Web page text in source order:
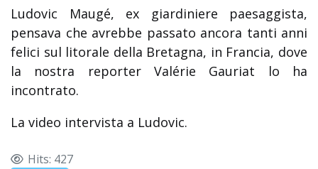
Ludovic Maugé, ex giardiniere paesaggista,
pensava che avrebbe passato ancora tanti anni
felici sul litorale della Bretagna, in Francia, dove
la nostra reporter Valérie Gauriat lo ha
incontrato.
La video intervista a Ludovic.
Hits: 427